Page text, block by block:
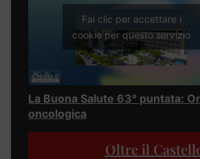
Fai clic per accettare i
cookie per questo servizio
La Buona Salute 63° puntata:
oncologica
Oltre il